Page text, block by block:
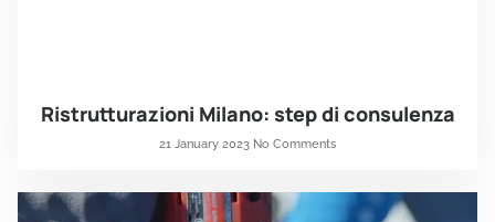
Ristrutturazioni Milano: step di consulenza
21 January 2023 No Comments